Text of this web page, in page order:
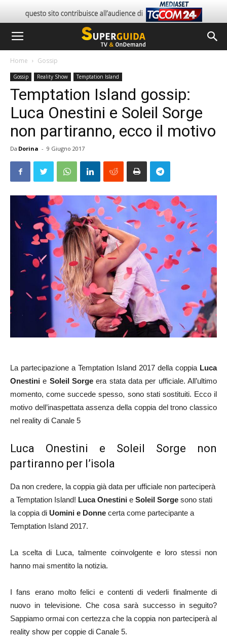
Home Gossip
Gossip Reality Show Temptation Island
Temptation Island gossip:
Luca Onestini e Soleil Sorge
non partiranno, ecco il motivo
Da Dorina - 9 Giugno 2017
La partecipazione a Temptation Island 2017 della coppia Luca
Onestini e Soleil Sorge era stata data per ufficiale. All’ultimo
momento, come succede spesso, sono stati sostituiti. Ecco il
motivo dell’inaspettata assenza della coppia del trono classico
nel reality di Canale 5
Luca Onestini e Soleil Sorge non
partiranno per l’isola
Da non credere, la coppia già data per ufficiale non parteciperà
a Temptation Island! Luca Onestini e Soleil Sorge sono stati
la coppia di Uomini e Donne certa come partecipante a
Temptation Island 2017.
La scelta di Luca, talmente coinvolgente e loro stessi non
hanno mai smentito la notizia.
I fans erano molto felici e contenti di vederli finalmente di
nuovo in televisione. Che cosa sarà successo in seguito?
Sappiamo ormai con certezza che la coppia non parteciperà al
reality show per coppie di Canale 5.